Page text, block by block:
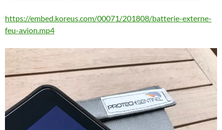
https://embed.koreus.com/00071/201808/batterie-externe-
feu-avion.mp4